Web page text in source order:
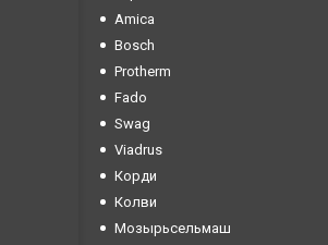
Amica
Bosch
Protherm
Fado
Swag
Viadrus
Корди
Колви
Мозырьсельмаш